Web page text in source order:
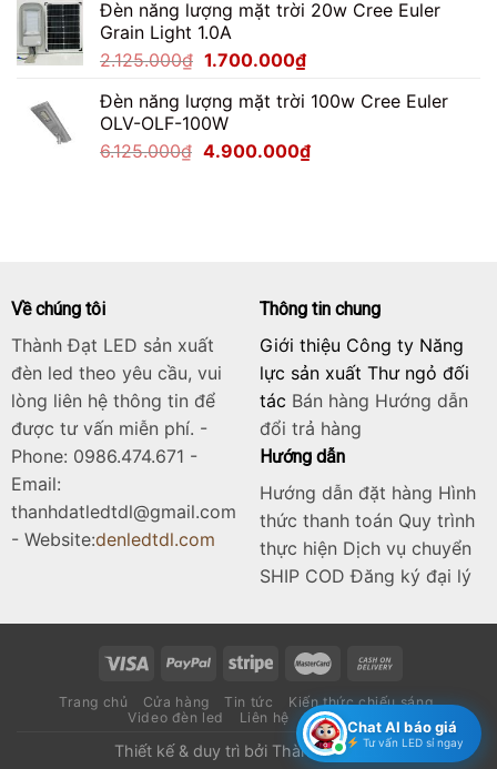
là:
2.750.000₫.
tại
Đèn năng lượng mặt trời 20w Cree Euler
Grain Light 1.0A
2.125.000₫ Giá
là:
2.125.000₫.
1.700.000₫Giá
tại
1.700.000₫.
Đèn năng lượng mặt trời 100w Cree Euler
OLV-OLF-100W
6.125.000₫ Giá
4.900.000₫Giá
Về chúng tôi
Thành Đạt LED sản xuất
đèn led theo yêu cầu, vui
lòng liên hệ thông tin để
được tư vấn miễn phí. -
Phone: 0986.474.671 -
Email:
thanhdatledtdl@gmail.com
- Website:denledtdl.com
Thông tin chung
Giới thiệu Công ty Năng
lực sản xuất Thư ngỏ đối
tác Bán hàng Hướng dẫn
đổi trả hàng
Hướng dẫn
Hướng dẫn đặt hàng Hình
thức thanh toán Quy trình
thực hiện Dịch vụ chuyển
SHIP COD Đăng ký đại lý
Trang chủ Cửa hàng Tin tức
Kiến thức chiếu sáng
Video đèn led
Liên hệ Catalogue
Thiết kế & duy trì bởi Thành Đạt LED
Chat AI báo giá
Tư vấn LED sỉ ngay